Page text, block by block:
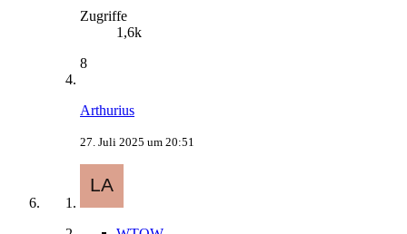
Zugriffe
1,6k
8
Arthurius
27. Juli 2025 um 20:51